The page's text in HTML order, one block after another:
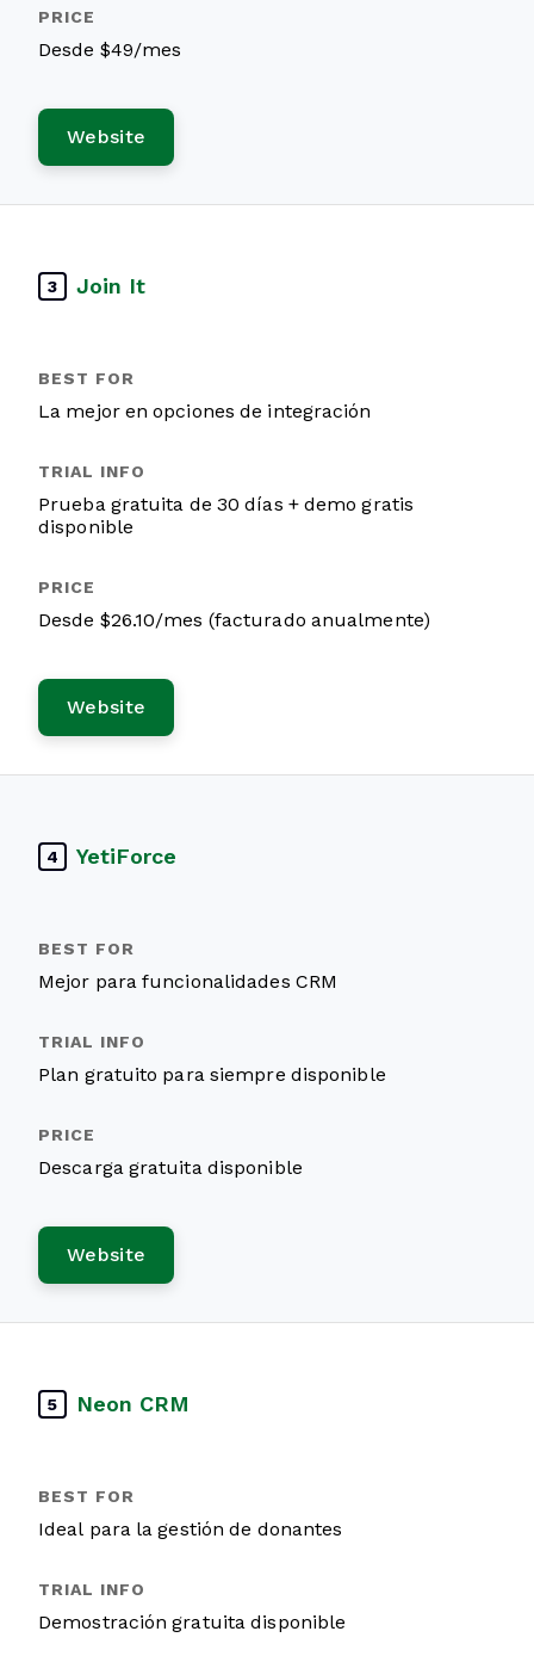
Desde $49/mes
Website
3 Join It
La mejor en opciones de integración
Prueba gratuita de 30 días + demo gratis
disponible
Desde $26.10/mes (facturado anualmente)
Website
4 YetiForce
Mejor para funcionalidades CRM
Plan gratuito para siempre disponible
Descarga gratuita disponible
Website
5 Neon CRM
Ideal para la gestión de donantes
Demostración gratuita disponible